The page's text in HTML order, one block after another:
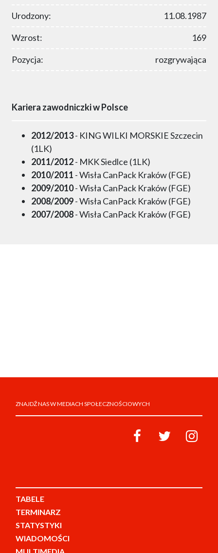
Urodzony: 11.08.1987
Wzrost: 169
Pozycja: rozgrywająca
Kariera zawodniczki w Polsce
2012/2013- KING WILKI MORSKIE Szczecin
(1LK)
2011/2012- MKK Siedlce (1LK)
2010/2011 - Wisła CanPack Kraków (FGE)
2009/2010- Wisła CanPack Kraków (FGE)
2008/2009- Wisła CanPack Kraków (FGE)
2007/2008- Wisła CanPack Kraków (FGE)
ZNAJDŹ NAS W MEDIACH SPOŁECZNOŚCIOWYCH
TABELE
TERMINARZ
STATYSTYKI
WIADOMOŚCI